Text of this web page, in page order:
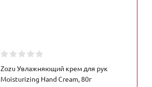
Zozu Увлажняющий крем для рук
Moisturizing Hand Cream, 80г